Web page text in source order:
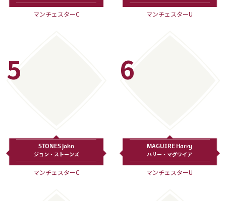
マンチェスターC マンチェスターU
5
STONES John
ジョン・ストーンズ
マンチェスターC
6
MAGUIRE Harry
ハリー・マグワイア
マンチェスターU